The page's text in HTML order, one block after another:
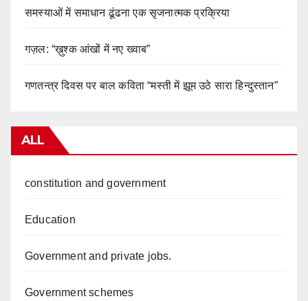
समस्याओं में समाधान ढूंढना एक सृजनात्मक प्रक्रिया
गज़ल: “ख़ुश्क आंखों में नए ख्वाब”
गणतन्त्र दिवस पर बाल कविता “मस्ती में झूम उठे सारा हिन्दुस्तान”
ALL
constitution and government
Education
Government and private jobs.
Government schemes